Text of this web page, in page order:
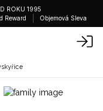
ROKU 1995
Reward Objemová Sleva